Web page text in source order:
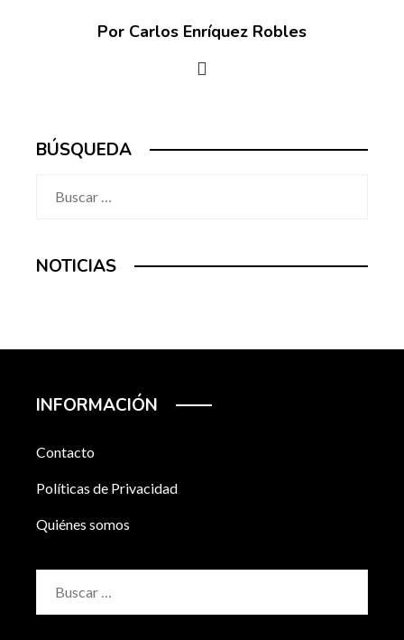
Por Carlos Enríquez Robles
BÚSQUEDA
NOTICIAS
INFORMACIÓN
Contacto
Políticas de Privacidad
Quiénes somos